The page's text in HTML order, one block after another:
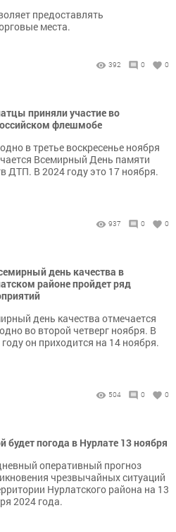
предоставлять
места.
392 0 0
приняли участие во
флешмобе
в третье воскресенье ноября
Всемирный День памяти
ДТП. В 2024 году это 17 ноября.
937 0 0
день качества в
районе пройдет ряд
день качества отмечается
во второй четверг ноября. В
он приходится на 14 ноября.
504 0 0
будет погода в Нурлате 13 ноября
оперативный прогноз
чрезвычайных ситуаций
Нурлатского района на 13
2024 года.